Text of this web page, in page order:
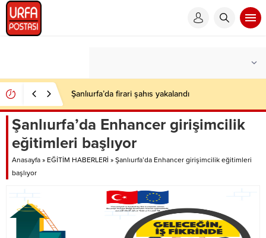
Şanlıurfa’da firari şahıs yakalandı
Şanlıurfa’da Enhancer girişimcilik
eğitimleri başlıyor
Anasayfa » EĞİTİM HABERLERİ » Şanlıurfa’da Enhancer girişimcilik eğitimleri
başlıyor